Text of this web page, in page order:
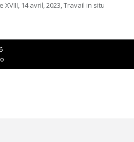
14 avril, 2023, Travail in situ